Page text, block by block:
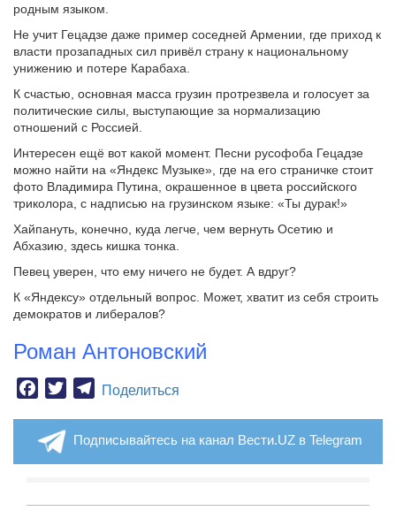
родным языком.
Не учит Гецадзе даже пример соседней Армении, где приход к
власти прозападных сил привёл страну к национальному
унижению и потере Карабаха.
К счастью, основная масса грузин протрезвела и голосует за
политические силы, выступающие за нормализацию
отношений с Россией.
Интересен ещё вот какой момент. Песни русофоба Гецадзе
можно найти на «Яндекс Музыке», где на его страничке стоит
фото Владимира Путина, окрашенное в цвета российского
триколора, с надписью на грузинском языке: «Ты дурак!»
Хайпануть, конечно, куда легче, чем вернуть Осетию и
Абхазию, здесь кишка тонка.
Певец уверен, что ему ничего не будет. А вдруг?
К «Яндексу» отдельный вопрос. Может, хватит из себя строить
демократов и либералов?
Роман Антоновский
Facebook
TwitterTelegram
Поделиться
Подписывайтесь на канал Вести.UZ в Telegram